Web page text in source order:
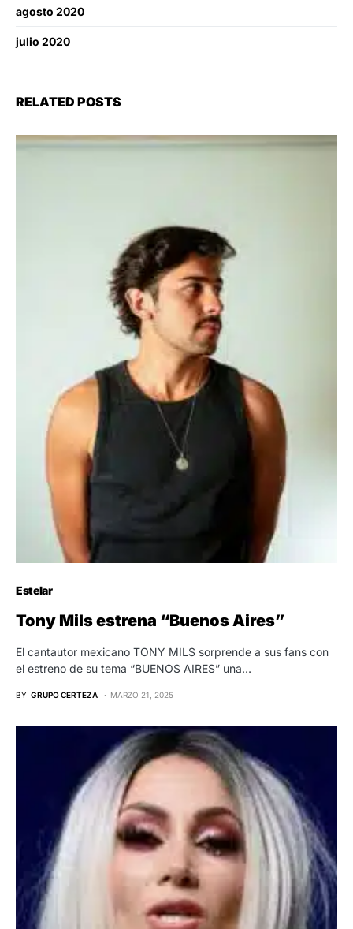
agosto 2020
julio 2020
RELATED POSTS
Estelar
Tony Mils estrena “Buenos Aires”
El cantautor mexicano TONY MILS sorprende a sus fans con
el estreno de su tema “BUENOS AIRES” una…
BY GRUPO CERTEZA MARZO 21, 2025